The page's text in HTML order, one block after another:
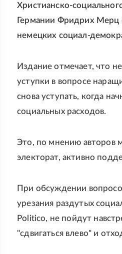
Христианско-
Германии Фридрих Мерц
немецких социал-
Издание отмечает, что
уступки в вопросе
снова уступать, когда
социальных расходов.
Это, по мнению авторов
электорат, активно
При обсуждении
урезания раздутых
Politico, не пойдут
"сдвигаться влево" и